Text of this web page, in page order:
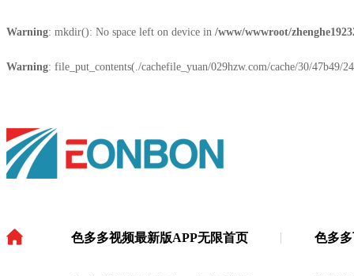
Warning: mkdir(): No space left on device in /www/wwwroot/
Warning: file_put_contents(./cachefile_yuan/029hzw.com/cache/30/
色多多视频最新版APP无限首页 色多